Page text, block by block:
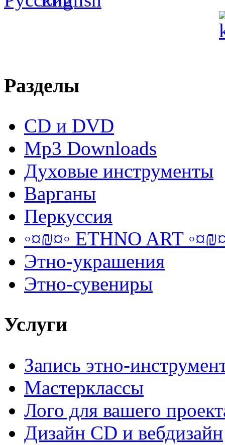
Разделы
CD и DVD
Mp3 Downloads
Духовые инструменты
Варганы
Перкуссия
◦¤₪¤◦ ETHNO ART
Этно-украшения
Этно-сувениры
Услуги
Запись этно-
Мастерклассы
Лого для вашего
Дизайн CD и вебдизайн